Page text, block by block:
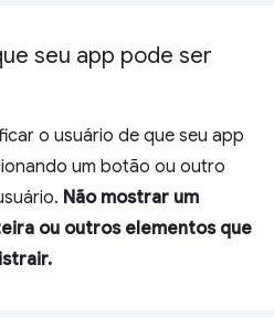
seu app pode ser
o usuário de que seu app
um botão ou outro
Não mostrar um
ou outros elementos que